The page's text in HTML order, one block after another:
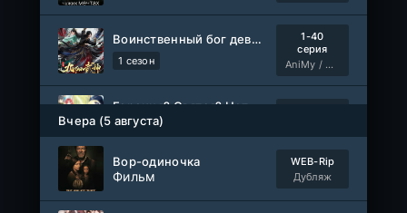
Воинственный бог девяти солнц
1 сезон
1-40
серия
AniMy / RuChiMe
Героиня? Святая? Нет, я всемогущая горничная!
1 сезон
Один на один: Австралия
1-5 серия
Ultradox
Вчера (5 августа)
Вор-одиночка
Фильм
WEB-Rip
Дубляж